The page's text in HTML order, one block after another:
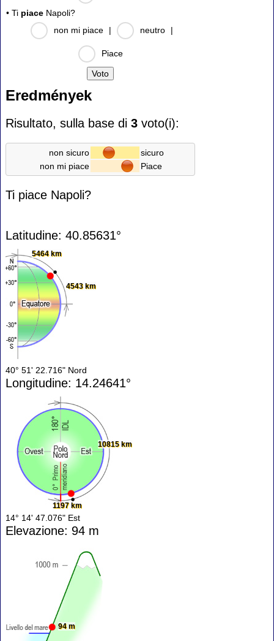
• Ti piace Napoli?
non mi piace
| neutro |
Piace
Eredmények
Risultato, sulla base di 3 voto(i):
non sicuro
sicuro
non mi piace
Piace
Ti piace Napoli?
Latitudine: 40.85631°
5464 km
4543 km
40° 51' 22.716" Nord
Longitudine: 14.24641°
1197 km
10815 km
14° 14' 47.076" Est
Elevazione: 94 m
94 m